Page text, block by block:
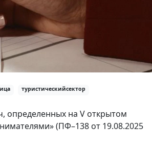
туристическийсектор
определенных на V открытом
(ПФ–138 от 19.08.2025